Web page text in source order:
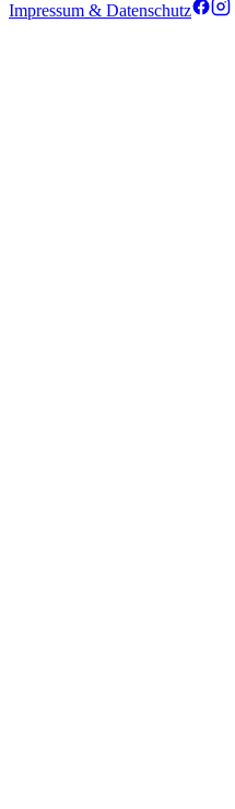
Impressum & Datenschutz